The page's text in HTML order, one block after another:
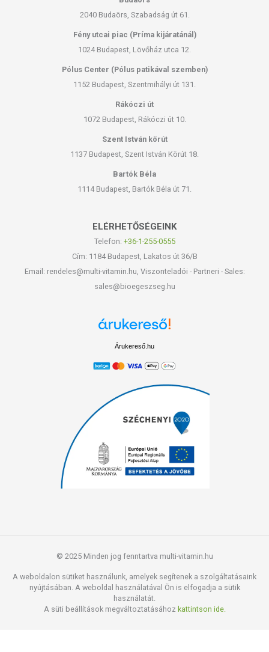
2040 Budaörs, Szabadság út 61.
Fény utcai piac (Príma kijáratánál)
1024 Budapest, Lövőház utca 12.
Pólus Center (Pólus patikával szemben)
1152 Budapest, Szentmihályi út 131.
Rákóczi út
1072 Budapest, Rákóczi út 10.
Szent István körút
1137 Budapest, Szent István Körút 18.
Bartók Béla
1114 Budapest, Bartók Béla út 71.
ELÉRHETŐSÉGEINK
Telefon: +36-1-255-0555
Cím: 1184 Budapest, Lakatos út 36/B
Email: rendeles@multi-vitamin.hu, Viszonteladói - Partneri - Sales:
sales@bioegeszseg.hu
Árukereső.hu
© 2025 Minden jog fenntartva multi-vitamin.hu
A weboldalon sütiket használunk, amelyek segítenek a szolgáltatásaink
nyújtásában. A weboldal használatával Ön is elfogadja a sütik
használatát.
A süti beállítások megváltoztatásához kattintson ide.